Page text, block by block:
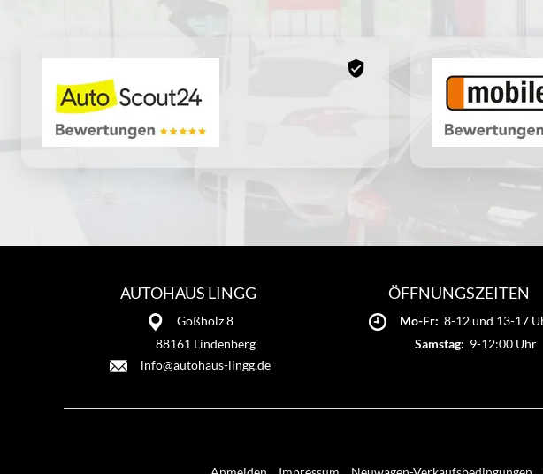
AUTOHAUS LINGG
Goßholz 8
88161 Lindenberg
info@autohaus-lingg.de
ÖFFNUNGSZEITEN
Mo-Fr: 8-12 und 13-17
Samstag: 9-12:00 Uhr